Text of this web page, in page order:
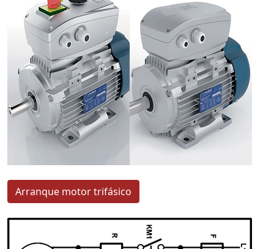
Arranque motor trifásico